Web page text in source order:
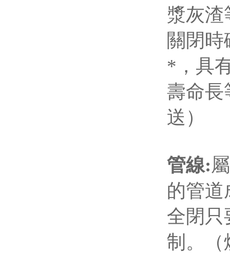
漿灰渣
關閉
*，具
壽命長
送）
管線:
的管道
全閉只
制。（